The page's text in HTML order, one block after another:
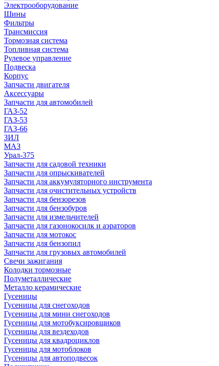
Электрооборудование
Шины
Фильтры
Трансмиссия
Тормозная система
Топливная система
Рулевое управление
Подвеска
Корпус
Запчасти двигателя
Аксессуары
Запчасти для автомобилей
ГАЗ-52
ГАЗ-53
ГАЗ-66
ЗИЛ
МАЗ
Урал-375
Запчасти для садовой техники
Запчасти для опрыскивателей
Запчасти для аккумуляторного инструмента
Запчасти для очистительных устройств
Запчасти для бензорезов
Запчасти для бензобуров
Запчасти для измельчителей
Запчасти для газонокосилк и аэраторов
Запчасти для мотокос
Запчасти для бензопил
Запчасти для грузовых автомобилей
Свечи зажигания
Колодки тормозные
Полуметаллические
Металло керамические
Гусеницы
Гусеницы для снегоходов
Гусеницы для мини снегоходов
Гусеницы для мотобуксировщиков
Гусеницы для вездеходов
Гусеницы для квадроциклов
Гусеницы для мотоблоков
Гусеницы для автоподвесок